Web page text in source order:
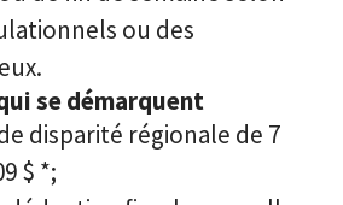
ou des
se démarquent
disparité régionale de 7
$ *;